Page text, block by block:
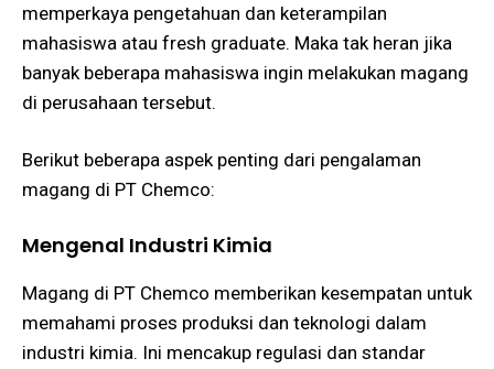
memperkaya pengetahuan dan keterampilan
mahasiswa atau fresh graduate. Maka tak heran jika
banyak beberapa mahasiswa ingin melakukan magang
di perusahaan tersebut.
Berikut beberapa aspek penting dari pengalaman
magang di PT Chemco:
Mengenal Industri Kimia
Magang di PT Chemco memberikan kesempatan untuk
memahami proses produksi dan teknologi dalam
industri kimia. Ini mencakup regulasi dan standar